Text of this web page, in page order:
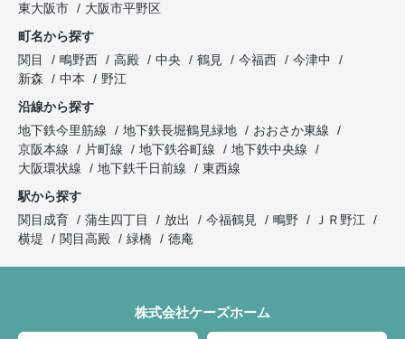
東大阪市
大阪市平野区
町名から探す
関目
鴫野西 高殿 中央 鶴見 今福西
今津中
新森
中本
野江
沿線から探す
地下鉄今里筋線
地下鉄長堀鶴見緑地
おおさか東線
京阪本線
片町線 地下鉄谷町線
地下鉄中央線
大阪環状線
地下鉄千日前線
東西線
駅から探す
関目成育
蒲生四丁目 放出 今福鶴見 鴫野
ＪＲ野江
横堤
関目高殿 緑橋 徳庵
株式会社ケーズホーム